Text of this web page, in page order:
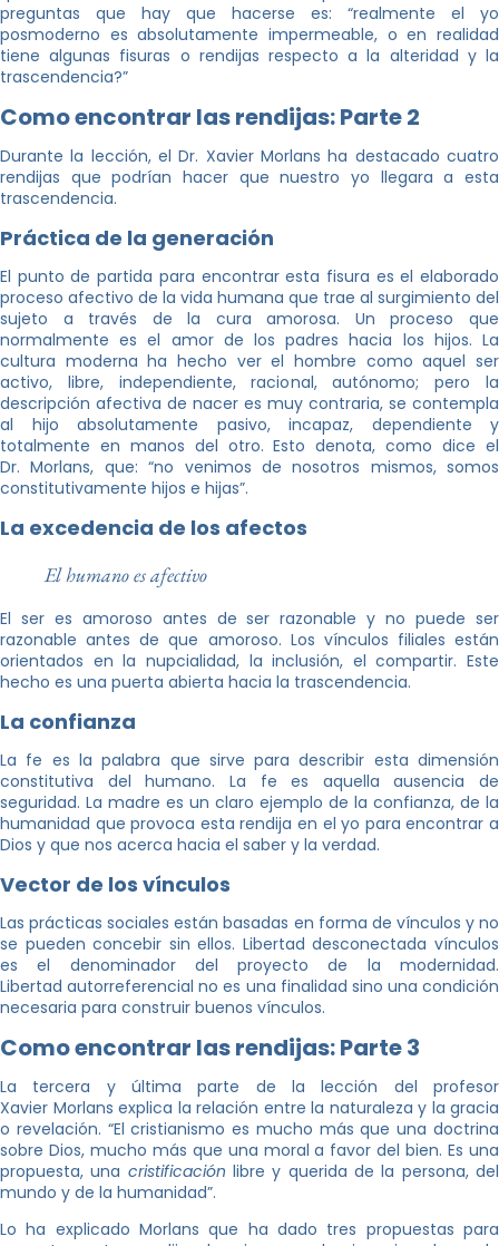
preguntas que hay que hacerse es: “realmente el yo
posmoderno es absolutamente impermeable, o en realidad
tiene algunas fisuras o rendijas respecto a la alteridad y la
trascendencia?”
Como encontrar las rendijas: Parte 2
Durante la lección, el Dr. Xavier Morlans ha destacado cuatro
rendijas que podrían hacer que nuestro yo llegara a esta
trascendencia.
Práctica de la generación
El punto de partida para encontrar esta fisura es el elaborado
proceso afectivo de la vida humana que trae al surgimiento del
sujeto a través de la cura amorosa. Un proceso que
normalmente es el amor de los padres hacia los hijos. La
cultura moderna ha hecho ver el hombre como aquel ser
activo, libre, independiente, racional, autónomo; pero la
descripción afectiva de nacer es muy contraria, se contempla
al hijo absolutamente pasivo, incapaz, dependiente y
totalmente en manos del otro. Esto denota, como dice el
Dr. Morlans, que: “no venimos de nosotros mismos, somos
constitutivamente hijos e hijas”.
La excedencia de los afectos
El humano es afectivo
El ser es amoroso antes de ser razonable y no puede ser
razonable antes de que amoroso. Los vínculos filiales están
orientados en la nupcialidad, la inclusión, el compartir. Este
hecho es una puerta abierta hacia la trascendencia.
La confianza
La fe es la palabra que sirve para describir esta dimensión
constitutiva del humano. La fe es aquella ausencia de
seguridad. La madre es un claro ejemplo de la confianza, de la
humanidad que provoca esta rendija en el yo para encontrar a
Dios y que nos acerca hacia el saber y la verdad.
Vector de los vínculos
Las prácticas sociales están basadas en forma de vínculos y no
se pueden concebir sin ellos. Libertad desconectada vínculos
es el denominador del proyecto de la modernidad.
Libertad autorreferencial no es una finalidad sino una condición
necesaria para construir buenos vínculos.
Como encontrar las rendijas: Parte 3
La tercera y última parte de la lección del profesor
Xavier Morlans explica la relación entre la naturaleza y la gracia
o revelación. “El cristianismo es mucho más que una doctrina
sobre Dios, mucho más que una moral a favor del bien. Es una
propuesta, una cristificación libre y querida de la persona, del
mundo y de la humanidad”.
Lo ha explicado Morlans que ha dado tres propuestas para